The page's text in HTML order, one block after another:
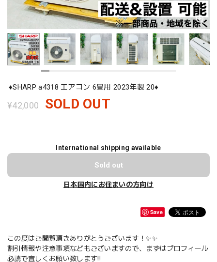
♦️SHARP a4318 エアコン 6畳用 2023年製 20♦️
¥42,000 SOLD OUT
International shipping available
Sold out
日本国内にお住まいの方向け
Save
この度はご閲覧頂きありがとうございます！✨✨
割引情報や注意事項などもございますので、まずはプロフィール
必読で宜しくお願い致します‼️